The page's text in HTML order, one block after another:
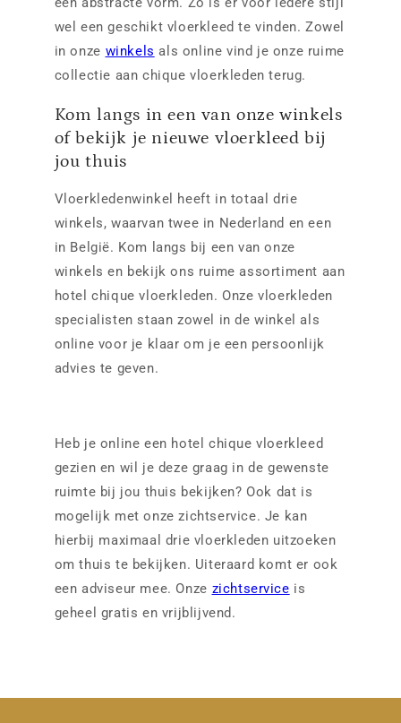
wel een geschikt vloerkleed te vinden. Zowel
in onze winkels als online vind je onze ruime
collectie aan chique vloerkleden terug.
Kom langs in een van onze winkels
of bekijk je nieuwe vloerkleed bij
jou thuis
Vloerkledenwinkel heeft in totaal drie
winkels, waarvan twee in Nederland en een
in België. Kom langs bij een van onze
winkels en bekijk ons ruime assortiment aan
hotel chique vloerkleden. Onze vloerkleden
specialisten staan zowel in de winkel als
online voor je klaar om je een persoonlijk
advies te geven.
Heb je online een hotel chique vloerkleed
gezien en wil je deze graag in de gewenste
ruimte bij jou thuis bekijken? Ook dat is
mogelijk met onze zichtservice. Je kan
hierbij maximaal drie vloerkleden uitzoeken
om thuis te bekijken. Uiteraard komt er ook
een adviseur mee. Onze zichtservice is
geheel gratis en vrijblijvend.